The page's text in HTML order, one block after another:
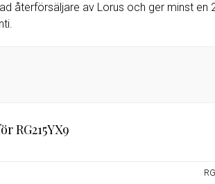
återförsäljare av Lorus och ger minst en
RG215YX9